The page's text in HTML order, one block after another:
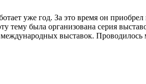
уже год. За это время он
была организована серия
выставок.